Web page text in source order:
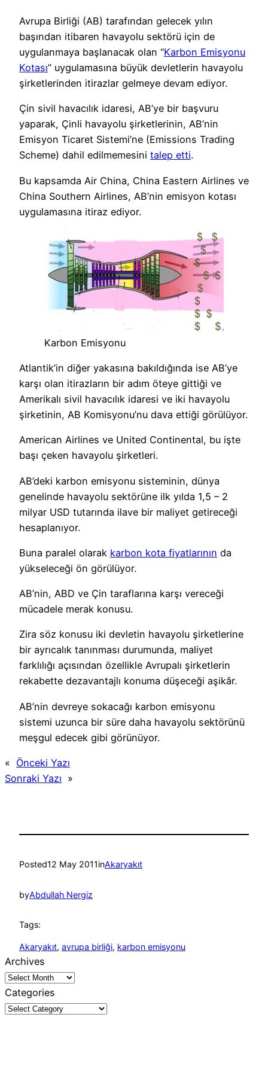
Avrupa Birliği (AB) tarafından gelecek yılın
başından itibaren havayolu sektörü için de
uygulanmaya başlanacak olan “Karbon Emisyonu
Kotası” uygulamasına büyük devletlerin havayolu
şirketlerinden itirazlar gelmeye devam ediyor.
Çin sivil havacılık idaresi, AB’ye bir başvuru
yaparak, Çinli havayolu şirketlerinin, AB’nin
Emisyon Ticaret Sistemi’ne (Emissions Trading
Scheme) dahil edilmemesini talep etti.
Bu kapsamda Air China, China Eastern Airlines ve
China Southern Airlines, AB’nin emisyon kotası
uygulamasına itiraz ediyor.
Karbon Emisyonu
Atlantik’in diğer yakasına bakıldığında ise AB’ye
karşı olan itirazların bir adım öteye gittiği ve
Amerikalı sivil havacılık idaresi ve iki havayolu
şirketinin, AB Komisyonu’nu dava ettiği görülüyor.
American Airlines ve United Continental, bu işte
başı çeken havayolu şirketleri.
AB’deki karbon emisyonu sisteminin, dünya
genelinde havayolu sektörüne ilk yılda 1,5 – 2
milyar USD tutarında ilave bir maliyet getireceği
hesaplanıyor.
Buna paralel olarak karbon kota fiyatlarının da
yükseleceği ön görülüyor.
AB’nin, ABD ve Çin taraflarına karşı vereceği
mücadele merak konusu.
Zira söz konusu iki devletin havayolu şirketlerine
bir ayrıcalık tanınması durumunda, maliyet
farklılığı açısından özellikle Avrupalı şirketlerin
rekabette dezavantajlı konuma düşeceği aşikâr.
AB’nin devreye sokacağı karbon emisyonu
sistemi uzunca bir süre daha havayolu sektörünü
meşgul edecek gibi görünüyor.
« Önceki Yazı
Sonraki Yazı »
Posted12 May 2011inAkaryakıt
byAbdullah Nergiz
Tags:
Akaryakıt, avrupa birliği, karbon emisyonu
Archives
Categories